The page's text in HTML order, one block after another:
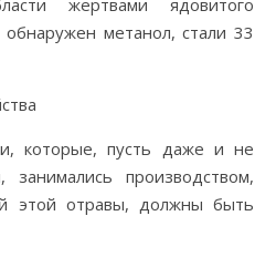
метанол, стали 33
которые, пусть даже и не
производством,
этой отравы, должны быть